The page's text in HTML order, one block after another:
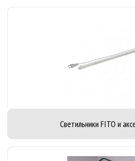
Светильники FITO и